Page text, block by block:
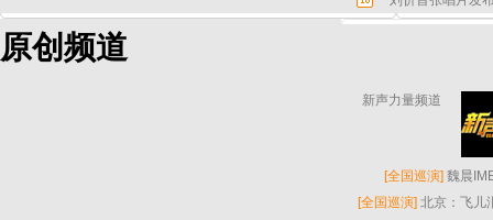
原创频道
新声力量频道
[全国巡演] 魏晨
[全国巡演] 北京：飞儿